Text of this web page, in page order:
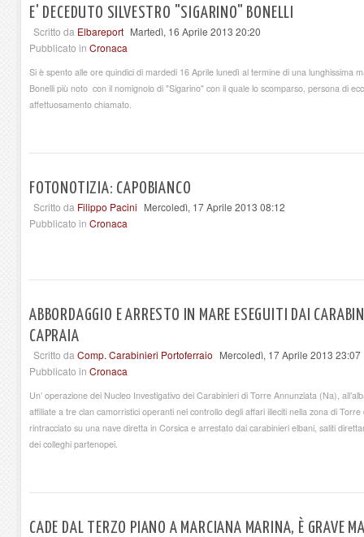
E' DECEDUTO SILVESTRO "SIGARINO" BONELLI
Scritto da Elbareport Martedì, 16 Aprile 2013 20:20
Pubblicato in Cronaca
Si è spento alle ore quindici di mardedi 16 Aprile lunedì al termine di una lunghissima
Bonelli più noto con il nomignolo di "Sigarino" con il quale lo scomparso, persona di
affettuosamento chiamato.
FOTONOTIZIA: CAPOBIANCO
Scritto da Filippo Pacini Mercoledì, 17 Aprile 2013 08:12
Pubblicato in Cronaca
ABBORDAGGIO E ARRESTO IN MARE ESEGUITI DAI
CAPRAIA
Scritto da Comp. Carabinieri Portoferraio Mercoledì, 17 Aprile 2013 23:07
Pubblicato in Cronaca
Un’ operazione dei Nucleo Investigativo dei Carabinieri di Torre Annunziata (Na),
affiliate a tre clan camorristici operanti nel controllo degli affari illeciti nella zona di
rintracciato su una nave diretta in Corsica e arrestato dai carabinieri elbani, saliti
dei colleghi partenopei.
CADE DAL TERZO PIANO A MARCIANA MARINA, È GRAVE